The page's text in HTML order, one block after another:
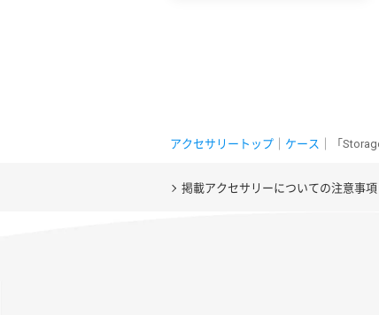
アクセサリートップ ケース ｜「
掲載アクセサリーについての注意事項